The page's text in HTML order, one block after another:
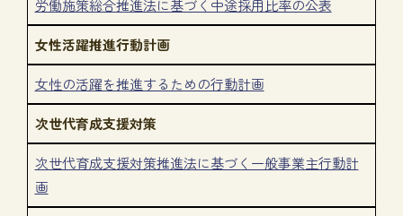
労働施策総合推進法に基づく中途採用比率の公表
女性活躍推進行動計画
女性の活躍を推進するための行動計画
次世代育成支援対策
次世代育成支援対策推進法に基づく一般事業主行動計
画